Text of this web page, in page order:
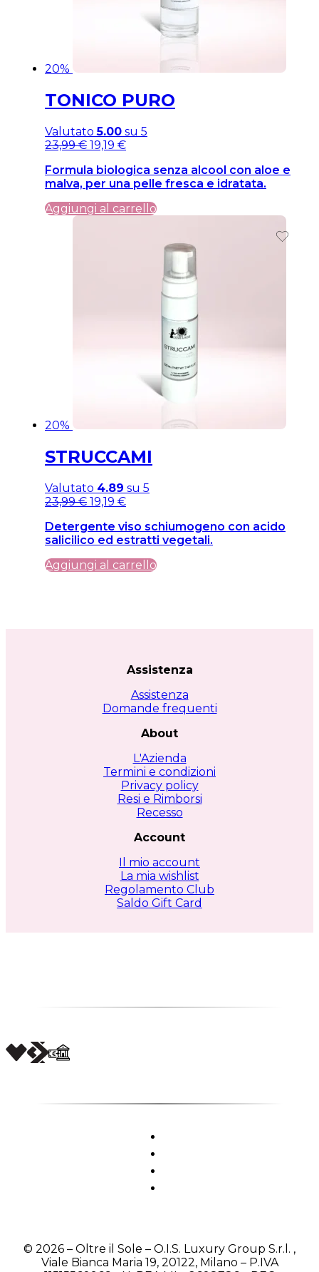
20%
TONICO PURO
Valutato5.00 su 5
Il
originale
era:
23,99€Il
attuale
è:
19,19 €
Formula biologica senza alcool con aloe e
malva, per una pelle fresca e idratata.
Aggiungi al carrello
20%
STRUCCAMI
Valutato 4.89 su 5
Il
originale
era:
23,99€Il
attuale
è:
19,19 €
Detergente viso schiumogeno con acido
salicilico ed estratti vegetali.
Aggiungi al carrello
Assistenza
Assistenza
Domande frequenti
About
L'Azienda
Termini e condizioni
Privacy policy
Resi e Rimborsi
Recesso
Account
Il mio account
La mia wishlist
Regolamento Club
Saldo Gift Card
© 2026 – Oltre il Sole – O.I.S. Luxury Group S.r.l. ,
Viale Bianca Maria 19, 20122, Milano – P.IVA